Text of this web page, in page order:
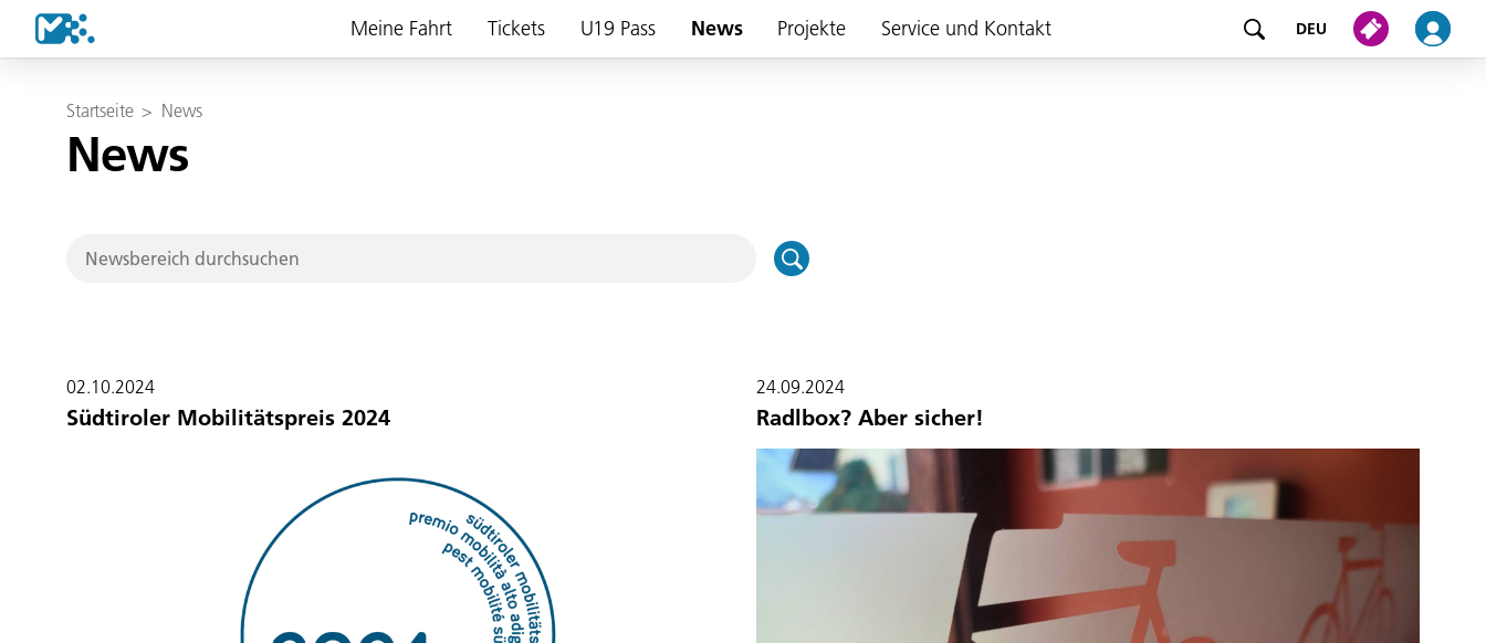
Meine Fahrt Tickets U19 Pass News Projekte Service und Kontakt DEU
Startseite > News
News
02.10.2024
Südtiroler Mobilitätspreis 2024
24.09.2024
Radlbox? Aber sicher!